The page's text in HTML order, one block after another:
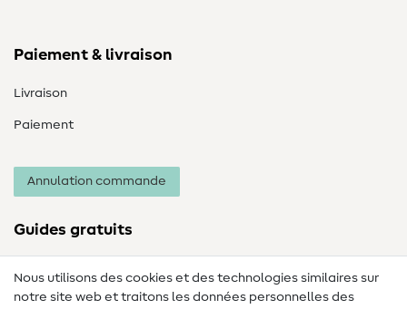
Paiement & livraison
Livraison
Paiement
Annulation commande
Guides gratuits
Lexique de couture
Nous utilisons des cookies et des technologies similaires sur
notre site web et traitons les données personnelles des